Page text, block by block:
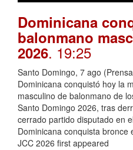
Dominicana
balonmano
2026. 19:25
Santo Domingo, 7 ago
Dominicana conquistó hoy la
masculino de balonmano de
Santo Domingo 2026, tras
cerrado partido disputado en
Dominicana conquista
JCC 2026 first appeared